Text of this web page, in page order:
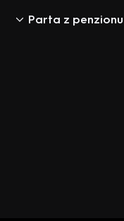
Parta z penzionu